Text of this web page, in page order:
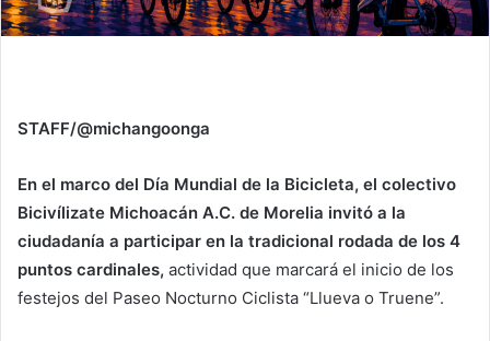
STAFF/@michangoonga
En el marco del Día Mundial de la Bicicleta, el colectivo
Bicivílizate Michoacán A.C. de Morelia invitó a la
ciudadanía a participar en la tradicional rodada de los 4
puntos cardinales, actividad que marcará el inicio de los
festejos del Paseo Nocturno Ciclista “Llueva o Truene”.